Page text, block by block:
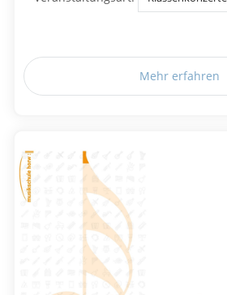
Mehr erfahren